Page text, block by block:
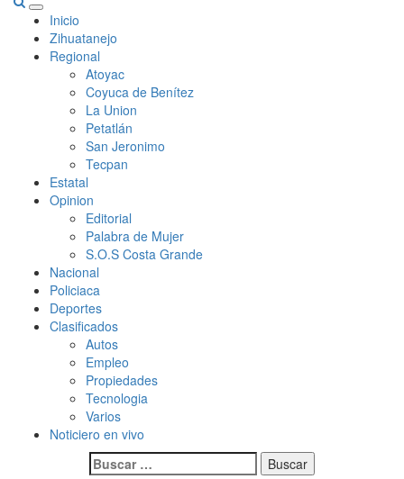
Primary
Menu
Inicio
Zihuatanejo
Regional
Atoyac
Coyuca de Benítez
La Union
Petatlán
San Jeronimo
Tecpan
Estatal
Opinion
Editorial
Palabra de Mujer
S.O.S Costa Grande
Nacional
Policiaca
Deportes
Clasificados
Autos
Empleo
Propiedades
Tecnologia
Varios
Noticiero en vivo
Buscar: